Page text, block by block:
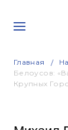
Главная
Белоусов:
Крупных